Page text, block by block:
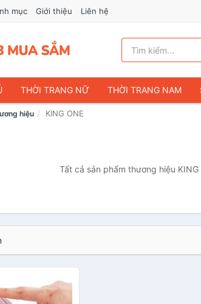
mục Giới thiệu Liên hệ
THỜI TRANG NỮ THỜI TRANG NAM
PHỤ KIỆN DU LỊCH & HÀNH LÝ
THỜI TRANG TRẺ
VĂN PHÒNG PHẨM SỞ
hiệu KING ONE
Tất cả sản phẩm thương hiệu